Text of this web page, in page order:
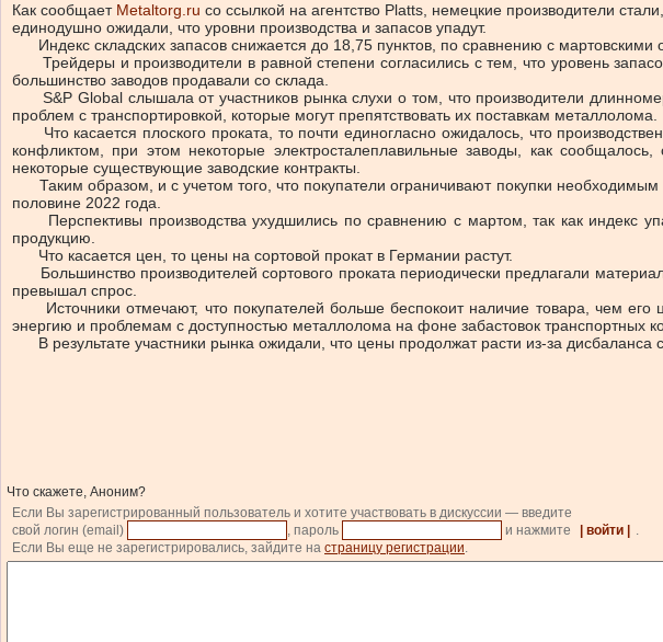
Как сообщает Metaltorg.ru со ссылкой на агентство Platts, немецкие производители
единодушно ожидали, что уровни производства и запасов упадут.
Индекс складских запасов снижается до 18,75 пунктов, по сравнению с
Трейдеры и производители в равной степени согласились с тем, что уровень
большинство заводов продавали со склада.
S&P Global слышала от участников рынка слухи о том, что производители
проблем с транспортировкой, которые могут препятствовать их поставкам металлолома.
Что касается плоского проката, то почти единогласно ожидалось, что
конфликтом, при этом некоторые электросталеплавильные заводы, как
некоторые существующие заводские контракты.
Таким образом, и с учетом того, что покупатели ограничивают покупки необходимым
половине 2022 года.
Перспективы производства ухудшились по сравнению с мартом, так как индекс
продукцию.
Что касается цен, то цены на сортовой прокат в Германии растут.
Большинство производителей сортового проката периодически предлагали
превышал спрос.
Источники отмечают, что покупателей больше беспокоит наличие товара, чем его
энергию и проблемам с доступностью металлолома на фоне забастовок транспортных
В результате участники рынка ожидали, что цены продолжат расти из-за дисбаланса
Что скажете, Аноним?
Если Вы зарегистрированный пользователь и хотите участвовать в дискуссии — введите
свой логин (email)
, пароль и нажмите | войти |
.
Если Вы еще не зарегистрировались, зайдите на страницу регистрации.